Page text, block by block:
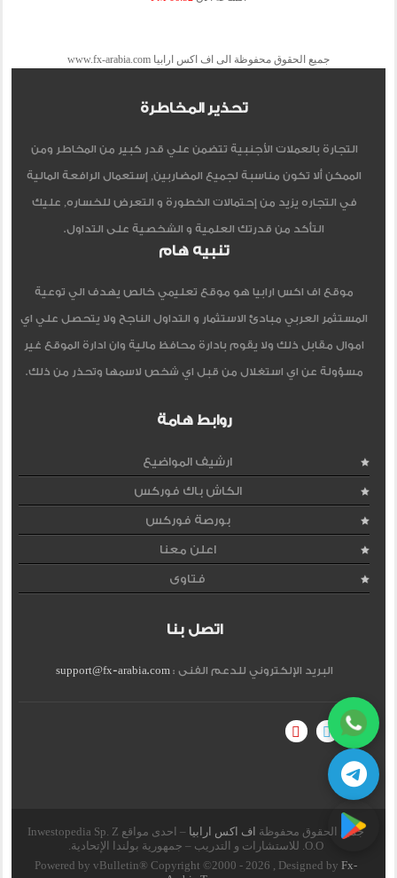
جميع الحقوق محفوظة الى اف اكس ارابيا www.fx-arabia.com
تحذير المخاطرة
التجارة بالعملات الأجنبية تتضمن علي قدر كبير من المخاطر ومن
الممكن ألا تكون مناسبة لجميع المضاربين, إستعمال الرافعة المالية
في التجاره يزيد من إحتمالات الخطورة و التعرض للخساره, عليك
التأكد من قدرتك العلمية و الشخصية على التداول.
تنبيه هام
موقع اف اكس ارابيا هو موقع تعليمي خالص يهدف الي توعية
المستثمر العربي مبادئ الاستثمار و التداول الناجح ولا يتحصل علي اي
اموال مقابل ذلك ولا يقوم بادارة محافظ مالية وان ادارة الموقع غير
مسؤولة عن اي استغلال من قبل اي شخص لاسمها وتحذر من ذلك.
روابط هامة
ارشيف المواضيع
الكاش باك فوركس
بورصة فوركس
اعلن معنا
فتاوى
اتصل بنا
البريد الإلكتروني للدعم الفنى :support@fx-arabia.com
جميع الحقوق محفوظة اف اكس ارابيا
– احدى مواقع Inwestopedia Sp. Z
O.O. للاستشارات و التدريب – جمهورية بولندا الإتحادية.
Powered by vBulletin® Copyright ©2000 - 2026 , Designed byFx-